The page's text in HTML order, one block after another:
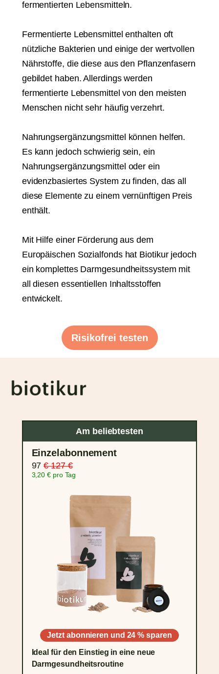
fermentierten Lebensmitteln.
Fermentierte Lebensmittel enthalten oft
nützliche Bakterien und einige der wertvollen
Nährstoffe, die diese aus den Pflanzenfasern
gebildet haben. Allerdings werden
fermentierte Lebensmittel von den meisten
Menschen nicht sehr häufig verzehrt.
Nahrungsergänzungsmittel können helfen.
Es kann jedoch schwierig sein, ein
Nahrungsergänzungsmittel oder ein
evidenzbasiertes System zu finden, das all
diese Elemente zu einem vernünftigen Preis
enthält.
Mit Hilfe einer Förderung aus dem
Europäischen Sozialfonds hat Biotikur jedoch
ein komplettes Darmgesundheitssystem mit
all diesen essentiellen Inhaltsstoffen
entwickelt.
Risikofrei testen
Am beliebtesten
Einzelabonnement
97 € 127 €
3,20 € pro Tag
Jetzt abonnieren und 24 % sparen
Ideal für den Einstieg in eine neue
Darmgesundheitsroutine